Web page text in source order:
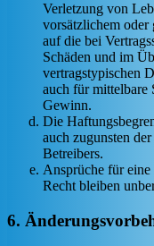
Verletzung von
vorsätzlichem oder
auf die bei
Schäden und im
vertragstypischen
auch für mittelbare
Gewinn.
Die
auch zugunsten
Betreibers.
Ansprüche für
Recht bleiben
6.